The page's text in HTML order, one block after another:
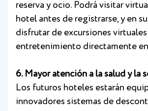
reserva y ocio. Podrá visitar
hotel antes de registrarse, y en
disfrutar de excursiones
entretenimiento directamente
6. Mayor atención a la salud y la
Los futuros hoteles estarán
innovadores sistemas de